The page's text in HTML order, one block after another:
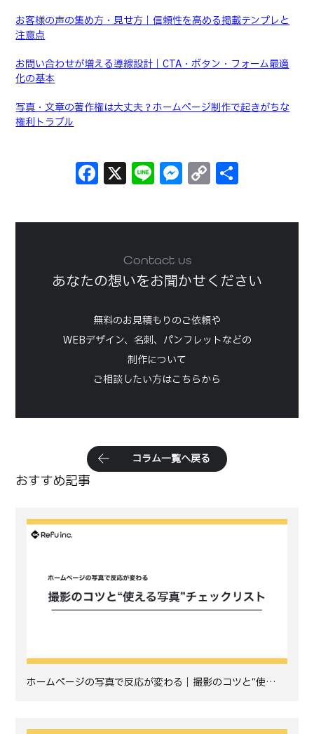
お客様の声の集め方・見せ方｜信頼性を高める掲載テンプレと
注意点
お問い合わせが増える導線設計｜CTA・ボタン・フォーム最適
化の基本
写真・文章の著作権は大丈夫？ホームページ制作で起きがちな
権利トラブル
Facebook
X LineMessenger
Copy
Link
Contact us
あなたの想いをお聞かせください
無料のお見積もりのご依頼や
WEBデザイン、名刺、パンフレットなどの
制作について
ご相談したい方はこちらから
コラム一覧へ戻る
おすすめ記事
ホームページの写真で反応が変わる｜撮影のコツと“使…